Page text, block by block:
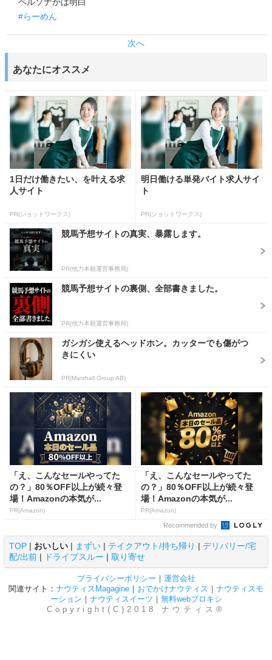
#らーめん
次へ
あなたにオススメ
1日だけ働きたい、を叶える求
人サイト
PR(ショットワークス)
明日働ける単発バイト求人サイ
ト
PR(ショットワークス)
競馬予想サイトの真実、暴露します。
PR(他力本願運営事務局)
競馬予想サイトの裏側、全部書きました。
PR(他力本願運営事務局)
ガシガシ使えるヘッドホン。カッターでも傷がつ
きにくい
PR(Marshall Group AB)
「え、こんなセールやってた
の？」80％OFF以上が続々登
場！Amazonの本気が...
PR(Amazon)
「え、こんなセールやってた
の？」80％OFF以上が続々登
場！Amazonの本気が...
PR(Amazon)
Recommended by
TOP | おいしい | まずい | テイクアウト/持ち帰り | デリバリー/宅
配/出前 | ドライブスルー | 取り寄せ
プライバシーポリシー ｜ 運営会社
関連サイト： ナウティスMagagine ｜ おでかけナウティス ｜ ナウティスモ
ーション ｜ ナウティスイーツ ｜ 無料webプロキシ
Copyright(C)2018 ナウティス®